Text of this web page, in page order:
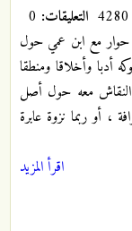
التعليقات:
مع ابن عمي حول
أدبا وأخلاقا ومنطقا
النقاش معه حول أصل
، أو ربما نزوة عابرة
اقرأ المزيد